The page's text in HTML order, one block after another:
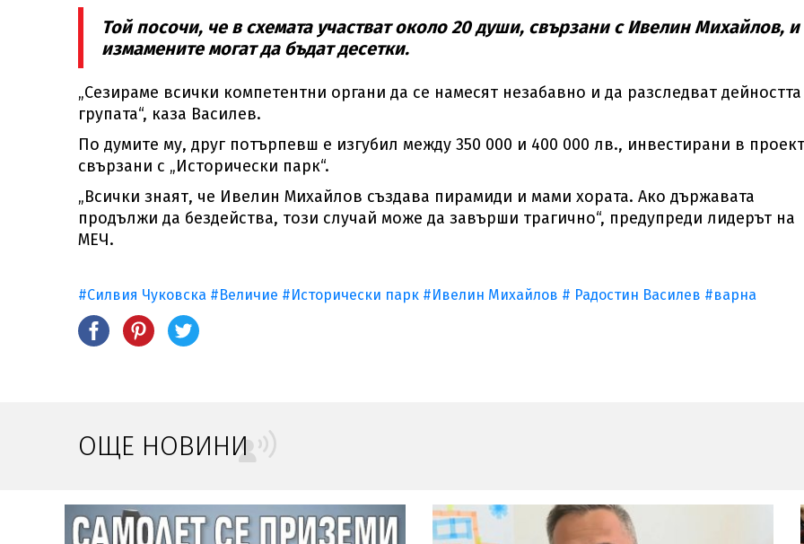
Той посочи, че в схемата участват около 20 души, свързани с Ивелин Михайлов, и
измамените могат да бъдат десетки.
„Сезираме всички компетентни органи да се намесят незабавно и да разследват
групата“, каза Василев.
По думите му, друг потърпевш е изгубил между 350 000 и 400 000 лв., инвестирани в
свързани с „Исторически парк“.
„Всички знаят, че Ивелин Михайлов създава пирамиди и мами хората. Ако държавата
продължи да бездейства, този случай може да завърши трагично“, предупреди лидерът на
МЕЧ.
#Силвия Чуковска #Величие #Исторически парк #Ивелин Михайлов # Радостин Василев #варна
ОЩЕ НОВИНИ